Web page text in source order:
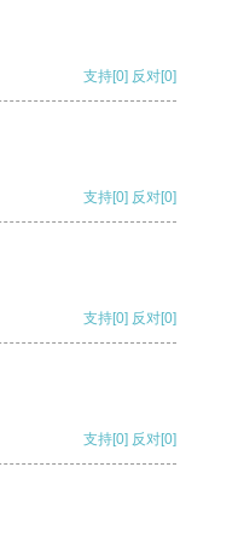
支持[0] 反对[0]
支持[0] 反对[0]
支持[0] 反对[0]
支持[0] 反对[0]